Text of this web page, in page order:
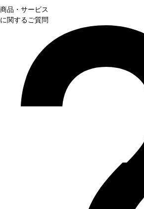
商品・サービス
に関するご質問